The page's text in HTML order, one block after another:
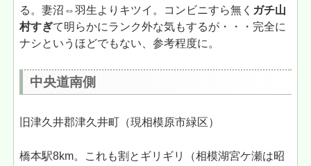
る。妻沼⇔羽生よりキツイ。コンビニすら無く ガチ山
村すぎて明らかにランク外な気もするが・・・完全に
ナシというほどでもない、参考程度に。
中央道南側
旧津久井郡津久井町（現相模原市緑区）
橋本駅8km。これも割とギリギリ（相模湖宮ケ瀬は昭